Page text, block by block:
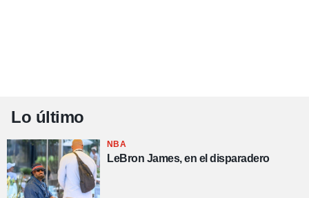
Lo último
NBA
LeBron James, en el disparadero